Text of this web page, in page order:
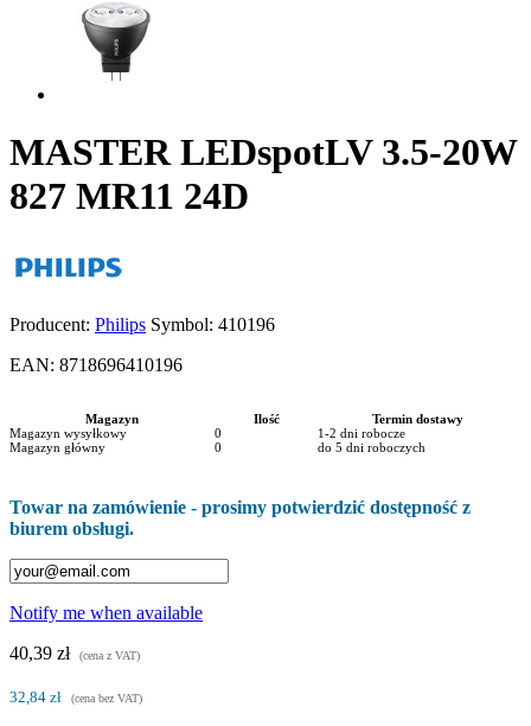
MASTER LEDspotLV 3.5-20W
827 MR11 24D
Producent: Philips Symbol: 410196
EAN: 8718696410196
Magazyn Ilość
Termin dostawy
Magazyn wysyłkowy
0
1-2 dni robocze
Magazyn główny
0 do 5 dni roboczych
Towar na zamówienie - prosimy potwierdzić dostępność z
biurem obsługi.
Notify me when available
40,39 zł
(cena z VAT)
32,84 zł (cena bez VAT)